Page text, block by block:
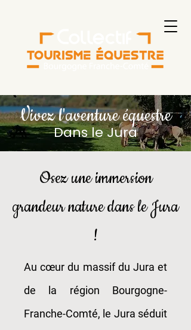
Vivez l'aventure équestre
Dans le Jura
Osez une immersion
grandeur nature dans le Jura
!
Au cœur du massif du Jura et
de la région Bourgogne-
Franche-Comté, le Jura séduit